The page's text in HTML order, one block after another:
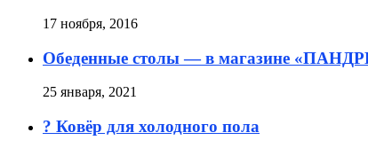
17 ноября, 2016
Обеденные столы — в магазине
25 января, 2021
? Ковёр для холодного пола